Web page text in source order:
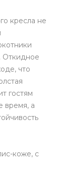
кресла не
Откидное
что
гостям
время, а
коже, с